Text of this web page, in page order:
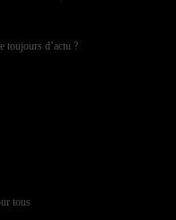
toujours d’actu ?
tous